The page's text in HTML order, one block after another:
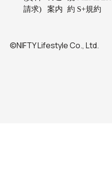
請求)
案内 約 S+規約
©NIFTY Lifestyle Co., Ltd.